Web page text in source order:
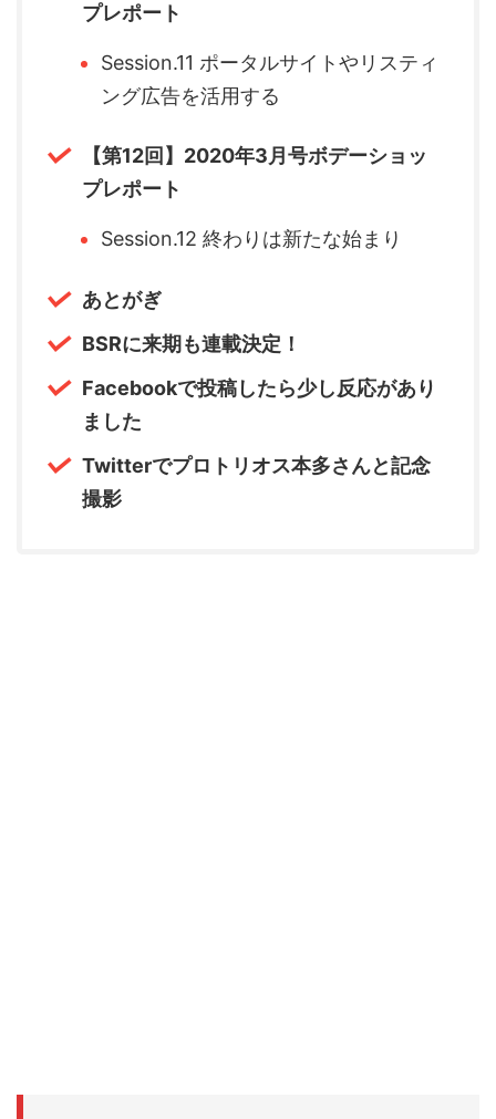
プレポート
Session.11 ポータルサイトやリスティ
ング広告を活用する
【第12回】2020年3月号ボデーショッ
プレポート
Session.12 終わりは新たな始まり
あとがぎ
BSRに来期も連載決定！
Facebookで投稿したら少し反応があり
ました
Twitterでプロトリオス本多さんと記念
撮影